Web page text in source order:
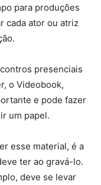
para produções
cada ator ou atriz
presenciais
o Videobook,
e pode fazer
um papel.
esse material, é a
ter ao gravá-lo.
deve se levar